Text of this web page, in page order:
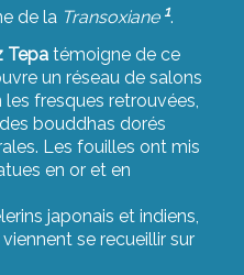
de la Transoxiane 1.
Tepatémoigne de ce
un réseau de salons
les fresques retrouvées,
bouddhas dorés
Les fouilles ont mis
en or et en
japonais et indiens,
se recueillir sur